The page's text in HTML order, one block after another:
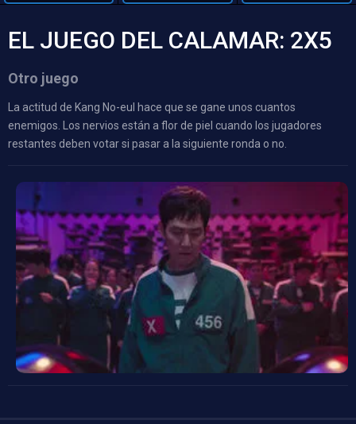
EL JUEGO DEL CALAMAR: 2X5
Otro juego
La actitud de Kang No-eul hace que se gane unos cuantos
enemigos. Los nervios están a flor de piel cuando los jugadores
restantes deben votar si pasar a la siguiente ronda o no.